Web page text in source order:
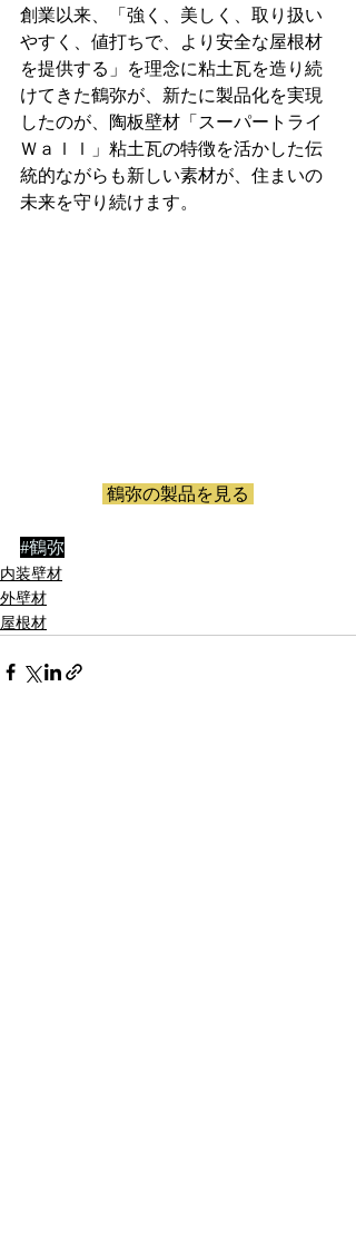
創業以来、「強く、美しく、取り扱い
やすく、値打ちで、より安全な屋根材
を提供する」を理念に粘土瓦を造り続
けてきた鶴弥が、新たに製品化を実現
したのが、陶板壁材「スーパートライ
Ｗａｌｌ」粘土瓦の特徴を活かした伝
統的ながらも新しい素材が、住まいの
未来を守り続けます。
鶴弥の製品を見る
#鶴弥
内装壁材
外壁材
屋根材